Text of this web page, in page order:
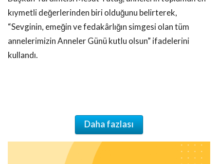
kıymetli değerlerinden biri olduğunu belirterek,
“Sevginin, emeğin ve fedakârlığın simgesi olan tüm
annelerimizin Anneler Günü kutlu olsun” ifadelerini
kullandı.
Daha fazlası